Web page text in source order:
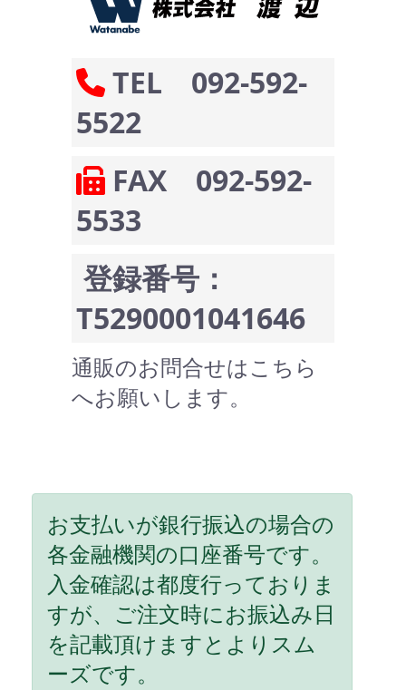
TEL 092-592-
5522
FAX 092-592-
5533
登録番号：
T5290001041646
通販のお問合せはこちら
へお願いします。
お支払いが銀行振込の場合の
各金融機関の口座番号です。
入金確認は都度行っておりま
すが、ご注文時にお振込み日
を記載頂けますとよりスム
ーズです。